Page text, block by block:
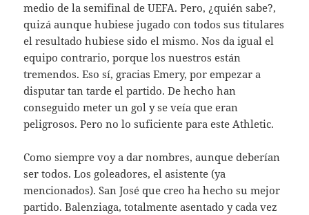
medio de la semifinal de UEFA. Pero, ¿quién sabe?,
quizá aunque hubiese jugado con todos sus titulares
el resultado hubiese sido el mismo. Nos da igual el
equipo contrario, porque los nuestros están
tremendos. Eso sí, gracias Emery, por empezar a
disputar tan tarde el partido. De hecho han
conseguido meter un gol y se veía que eran
peligrosos. Pero no lo suficiente para este Athletic.
Como siempre voy a dar nombres, aunque deberían
ser todos. Los goleadores, el asistente (ya
mencionados). San José que creo ha hecho su mejor
partido. Balenziaga, totalmente asentado y cada vez